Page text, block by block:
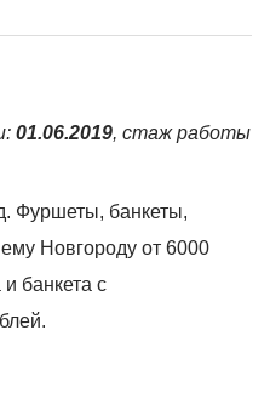
01.06.2019, стаж работы
Фуршеты, банкеты,
Новгороду от 6000
банкета с